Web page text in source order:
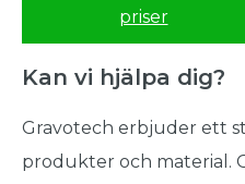
priser
Kan vi hjälpa dig?
Gravotech erbjuder ett
produkter och material.